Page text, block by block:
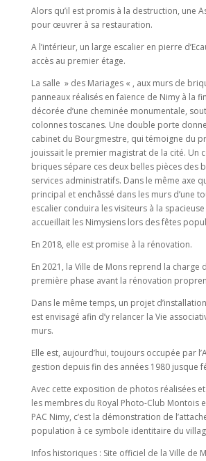
Alors qu’il est promis à la destruction, une
pour œuvrer à sa restauration.
A l’intérieur, un large escalier en pierre
accès au premier étage.
La salle » des Mariages « , aux murs de
panneaux réalisés en faïence de Nimy à la
décorée d’une cheminée monumentale,
colonnes toscanes. Une double porte donne
cabinet du Bourgmestre, qui témoigne du
jouissait le premier magistrat de la cité. Un
briques sépare ces deux belles pièces des
services administratifs. Dans le même axe
principal et enchâssé dans les murs d’une
escalier conduira les visiteurs à la
accueillait les Nimysiens lors des fêtes
En 2018, elle est promise à la rénovation.
En 2021, la Ville de Mons reprend la charge
première phase avant la rénovation
Dans le même temps, un projet d’installation
est envisagé afin d’y relancer la Vie
murs.
Elle est, aujourd’hui, toujours occupée par
gestion depuis fin des années 1980 jusque
Avec cette exposition de photos réalisées
les membres du Royal Photo-Club Montois
PAC Nimy, c’est la démonstration de
population à ce symbole identitaire du
Infos historiques : Site officiel de la Ville de